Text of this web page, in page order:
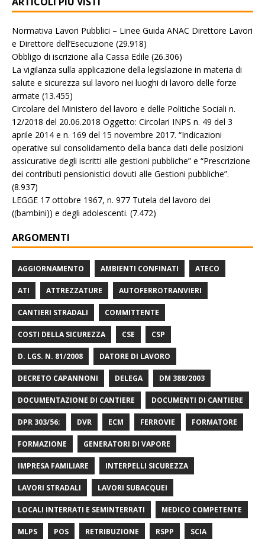
Normativa Lavori Pubblici – Linee Guida ANAC Direttore Lavori
e Direttore dell’Esecuzione (29.918)
Obbligo di iscrizione alla Cassa Edile (26.306)
La vigilanza sulla applicazione della legislazione in materia di
salute e sicurezza sul lavoro nei luoghi di lavoro delle forze
armate (13.455)
Circolare del Ministero del lavoro e delle Politiche Sociali n.
12/2018 del 20.06.2018 Oggetto: Circolari INPS n. 49 del 3
aprile 2014 e n. 169 del 15 novembre 2017. “Indicazioni
operative sul consolidamento della banca dati delle posizioni
assicurative degli iscritti alle gestioni pubbliche” e “Prescrizione
dei contributi pensionistici dovuti alle Gestioni pubbliche”.
(8.937)
LEGGE 17 ottobre 1967, n. 977 Tutela del lavoro dei
((bambini)) e degli adolescenti. (7.472)
ARGOMENTI
AGGIORNAMENTO AMBIENTI CONFINATI ATECO
ATI ATTREZZATURE AUTOFERROTRANVIERI
CANTIERI STRADALI COMMITTENTE
COSTI DELLA SICUREZZA CSE CSP
D. LGS. N. 81/2008 DATORE DI LAVORO
DECRETO CAPANNONI DELEGA DM 388/2003
DOCUMENTAZIONE DI CANTIERE DOCUMENTI DI CANTIERE
DPR 303/56; DVR ECM FERROVIE FORMATORE
FORMAZIONE GENERATORI DI VAPORE
IMPRESA FAMILIARE INTERPELLI SICUREZZA
LAVORI STRADALI LAVORI SUBACQUEI
LOCALI INTERRATI E SEMINTERRATI MEDICO COMPETENTE
MLPS POS RETRIBUZIONE RSPP SCIA